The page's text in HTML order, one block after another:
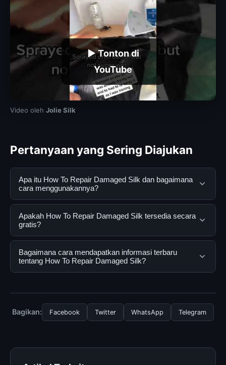
▶ Tonton di
YouTube
Video oleh Jolie Silk
Pertanyaan yang Sering Diajukan
Apa itu How To Repair Damaged Silk dan bagaimana
cara menggunakannya?
How To Repair Damaged Silk adalah layanan digital
yang dirancang untuk membantu pengguna
mendapatkan informasi lengkap dan terpercaya. Anda
dapat menggunakannya dengan mengunjungi situs
resmi dan mengikuti panduan yang tersedia.
Apakah How To Repair Damaged Silk tersedia secara
gratis?
Ya, How To Repair Damaged Silk dapat diakses secara
gratis oleh semua pengguna. Tidak ada biaya
tersembunyi atau langganan yang diperlukan untuk
Bagaimana cara mendapatkan informasi terbaru
tentang How To Repair Damaged Silk?
resmi kami secara berkala. Kami selalu memperbarui
konten dengan informasi terkini dan terpercaya.
Bagikan: Facebook Twitter WhatsApp Telegram